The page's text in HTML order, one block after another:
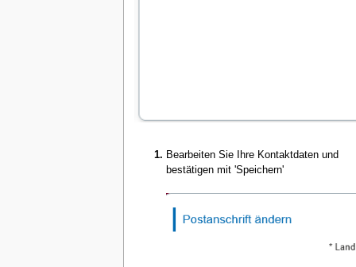
Bearbeiten Sie Ihre Kontaktdaten und
bestätigen mit 'Speichern'